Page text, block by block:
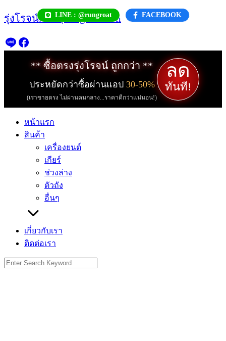
Skip
to
LINE : @rungroat FACEBOOK
รุ่งโรจน์.com | rungroat.com
** ซื้อตรงรุ่งโรจน์ ถูกกว่า **
ประหยัดกว่าซื้อผ่านแอป 30-50%
(เราขายตรง ไม่ผ่านคนกลาง...ราคาดีกว่าแน่นอน!)
ลด
ทันที!
หน้าแรก
สินค้า
เครื่องยนต์
เกียร์
ช่วงล่าง
ตัวถัง
อื่นๆ
เกี่ยวกับเรา
ติดต่อเรา
Search
for: